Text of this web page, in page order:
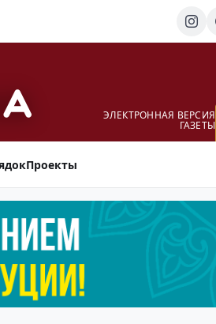
ЭЛЕКТРОННАЯ ВЕРСИЯ
ГАЗЕТЫ
Проекты